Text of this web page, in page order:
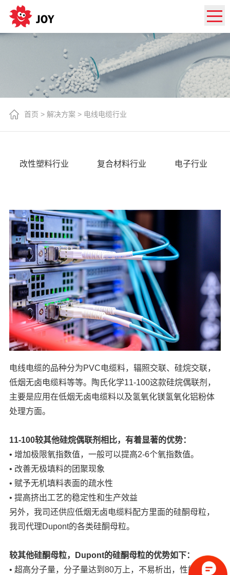
首页 > 解决方案> 电线电缆行业
改性塑料行业 复合材料行业 电子行业
电线电缆的品种分为PVC电缆料，辐照交联、硅烷交联，
低烟无卤电缆料等等。陶氏化学11-100这款硅烷偶联剂，
主要是应用在低烟无卤电缆料以及氢氧化镁氢氧化铝粉体
处理方面。
11-100较其他硅烷偶联剂相比，有着显著的优势：
• 增加极限氧指数值，一般可以提高2-6个氧指数值。
• 改善无极填料的团聚现象
• 赋予无机填料表面的疏水性
• 提高挤出工艺的稳定性和生产效益
另外，我司还供应低烟无卤电缆料配方里面的硅酮母粒，
我司代理Dupont的各类硅酮母粒。
较其他硅酮母粒，Dupont的硅酮母粒的优势如下：
• 超高分子量，分子量达到80万上，不易析出，性能更稳定